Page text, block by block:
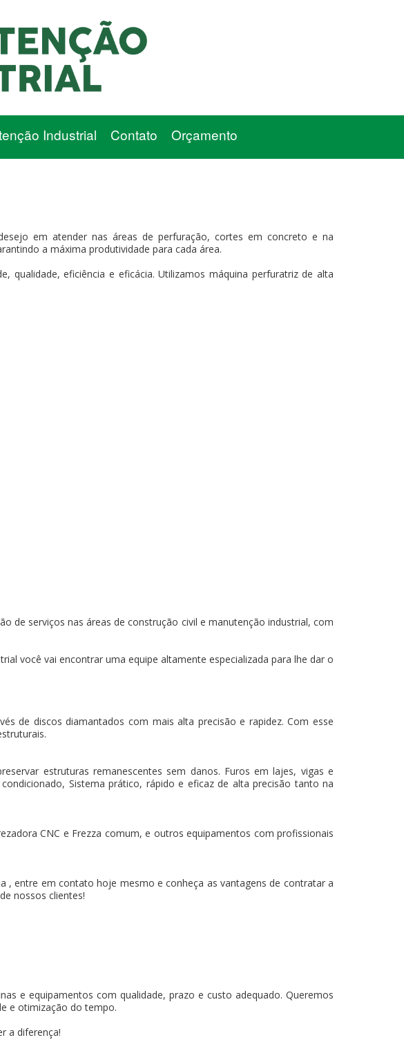
Industrial Contato Orçamento
em atender nas áreas de perfuração, cortes em concreto e na
a máxima produtividade para cada área.
qualidade, eficiência e eficácia. Utilizamos máquina perfuratriz de alta
de serviços nas áreas de construção civil e manutenção industrial, com
você vai encontrar uma equipe altamente especializada para lhe dar o
de discos diamantados com mais alta precisão e rapidez. Com esse
estruturas remanescentes sem danos. Furos em lajes, vigas e
Sistema prático, rápido e eficaz de alta precisão tanto na
CNC e Frezza comum, e outros equipamentos com profissionais
, entre em contato hoje mesmo e conheça as vantagens de contratar a
nossos clientes!
e equipamentos com qualidade, prazo e custo adequado. Queremos
e otimização do tempo.
a diferença!